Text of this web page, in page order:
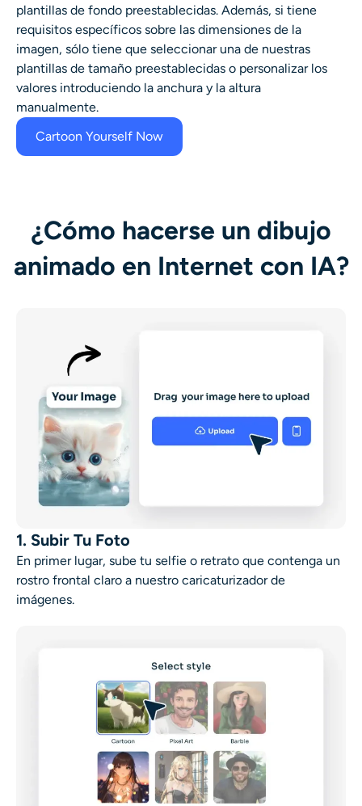
plantillas de fondo preestablecidas. Además, si tiene
requisitos específicos sobre las dimensiones de la
imagen, sólo tiene que seleccionar una de nuestras
plantillas de tamaño preestablecidas o personalizar los
valores introduciendo la anchura y la altura
manualmente.
Cartoon Yourself Now
¿Cómo hacerse un dibujo
animado en Internet con IA?
1. Subir Tu Foto
En primer lugar, sube tu selfie o retrato que contenga un
rostro frontal claro a nuestro caricaturizador de
imágenes.